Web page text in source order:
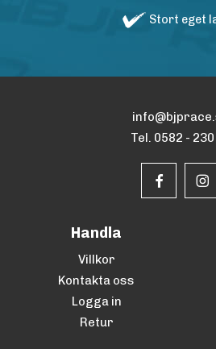
Stort eget
Tel. 0582 -
Handla
Villkor
Kontakta oss
Logga in
Retur